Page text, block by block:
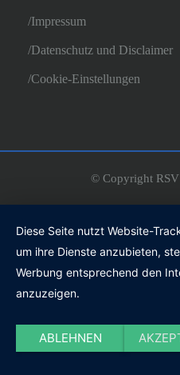
Impressum
Datenschutz und Disclaimer
Cookie-Einstellungen
© Copyright
Diese Seite nutzt Website-
um ihre Dienste anzubieten,
Werbung entsprechend den
anzuzeigen.
ABLEHNEN